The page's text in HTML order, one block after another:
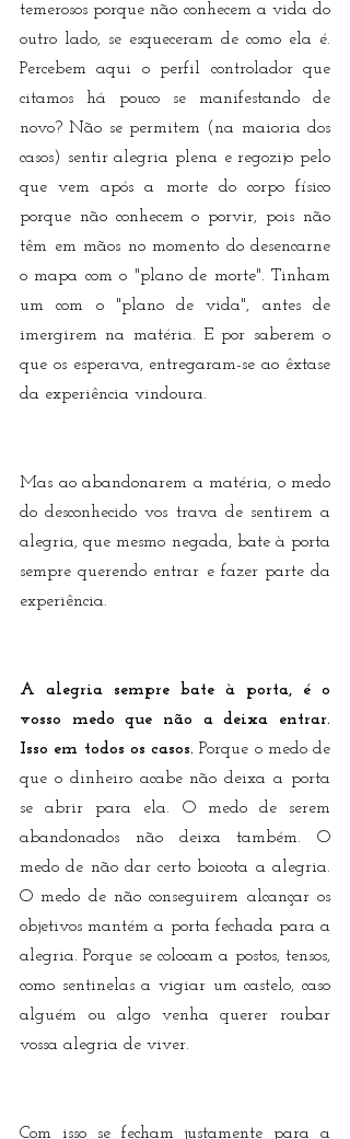
temerosos porque não conhecem a vida do
outro lado, se esqueceram de como ela é.
Percebem aqui o perfil controlador que
citamos há pouco se manifestando de
novo? Não se permitem (na maioria dos
casos) sentir alegria plena e regozijo pelo
que vem após a morte do corpo físico
porque não conhecem o porvir, pois não
têm em mãos no momento do desencarne
o mapa com o "plano de morte". Tinham
um com o "plano de vida", antes de
imergirem na matéria. E por saberem o
que os esperava, entregaram-se ao êxtase
da experiência vindoura.
Mas ao abandonarem a matéria, o medo
do desconhecido vos trava de sentirem a
alegria, que mesmo negada, bate à porta
sempre querendo entrar e fazer parte da
experiência.
A alegria sempre bate à porta, é o
vosso medo que não a deixa entrar.
Isso em todos os casos. Porque o medo de
que o dinheiro acabe não deixa a porta
se abrir para ela. O medo de serem
abandonados não deixa também. O
medo de não dar certo boicota a alegria.
O medo de não conseguirem alcançar os
objetivos mantém a porta fechada para a
alegria. Porque se colocam a postos, tensos,
como sentinelas a vigiar um castelo, caso
alguém ou algo venha querer roubar
vossa alegria de viver.
Com isso se fecham justamente para a